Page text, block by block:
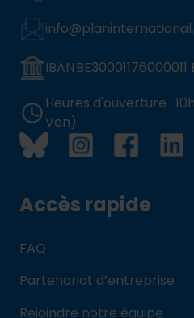
IBAN BE30001176000011
Heures d'ouverture :
Ven)
Accès rapide
FAQ
Partenariat d’entreprise
Rejoindre notre équipe